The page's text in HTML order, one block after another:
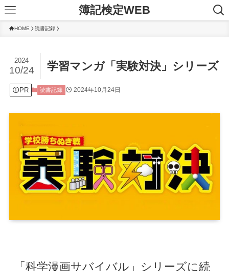
簿記検定WEB
HOME 読書記録
学習マンガ「実験対決」シリーズ
2024
10/24
PR 読書記録 2024年10月24日
「科学漫画サバイバル」シリーズに続